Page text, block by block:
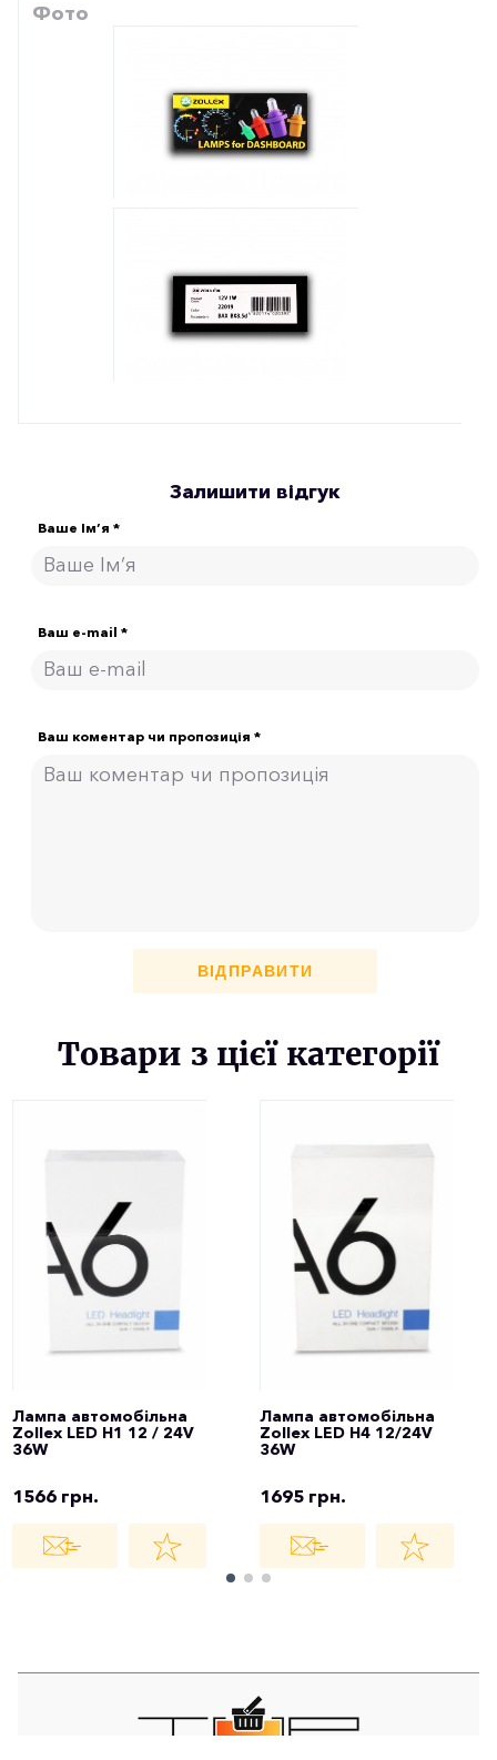
Фото
Залишити відгук
Ваше Ім’я *
Ваш e-mail *
Ваш коментар чи пропозиція *
ВІДПРАВИТИ
Товари з цієї категорії
Лампа автомобільна
Zollex LED H1 12 / 24V
36W
1566 грн.
Лампа автомобільна
Zollex LED H4 12/24V
36W
1695 грн.